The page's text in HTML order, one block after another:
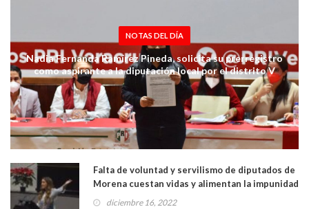
NOTAS DEL DÍA
Nadia Fernanda Ramírez Pineda, solicita su prerregistro
como aspirante a la diputación local por el distrito V
Poza Rica
Falta de voluntad y servilismo de diputados de
Morena cuestan vidas y alimentan la impunidad
en Veracruz: Anilú Ingram
diciembre 16, 2022